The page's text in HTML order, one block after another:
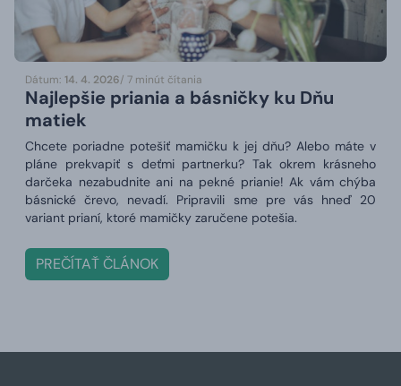
Dátum: 14. 4. 2026/ 7 minút čítania
Najlepšie priania a básničky ku Dňu
matiek
Chcete poriadne potešiť mamičku k jej dňu? Alebo máte v
pláne prekvapiť s deťmi partnerku? Tak okrem krásneho
darčeka nezabudnite ani na pekné prianie! Ak vám chýba
básnické črevo, nevadí. Pripravili sme pre vás hneď 20
variant prianí, ktoré mamičky zaručene potešia.
PREČÍTAŤ ČLÁNOK